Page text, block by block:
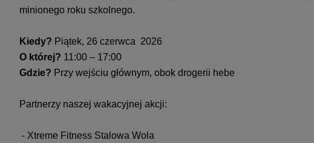
minionego roku szkolnego.
Kiedy? Piątek, 26 czerwca 2026
O której? 11:00 – 17:00
Gdzie? Przy wejściu głównym, obok drogerii hebe
Partnerzy naszej wakacyjnej akcji:
- Xtreme Fitness Stalowa Wola